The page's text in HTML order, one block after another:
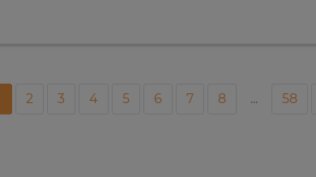
2 3 4 5 6 7 8 ... 58